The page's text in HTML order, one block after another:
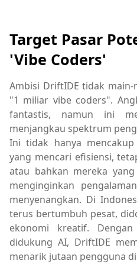
Target Pasar
'Vibe Coders'
Ambisi DriftIDE tidak
"1 miliar vibe coders".
fantastis, namun ini
menjangkau spektrum
Ini tidak hanya
yang mencari efisiensi,
atau bahkan mereka
menginginkan
menyenangkan. Di
terus bertumbuh pesat,
ekonomi kreatif.
didukung AI, DriftIDE
menarik jutaan pengguna